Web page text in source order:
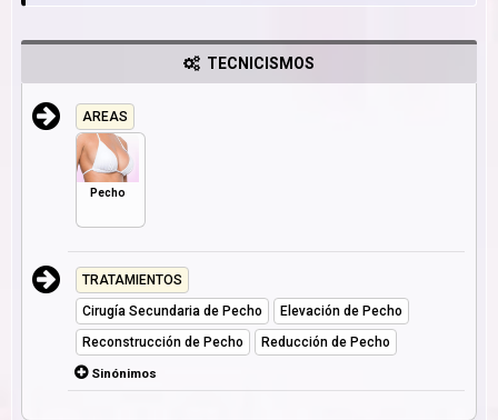
TECNICISMOS
AREAS
Pecho
TRATAMIENTOS
Cirugía Secundaria de Pecho
Elevación de Pecho
Reconstrucción de Pecho
Reducción de Pecho
Sinónimos